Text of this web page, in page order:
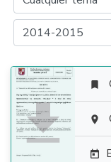



